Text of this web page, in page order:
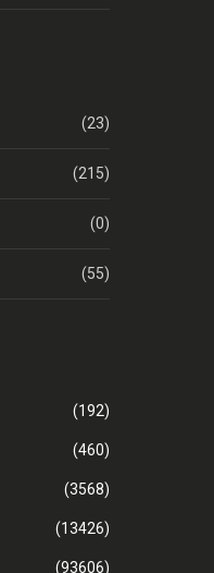
(23)
(215)
(0)
(55)
(192)
(460)
(3568)
(13426)
(93606)